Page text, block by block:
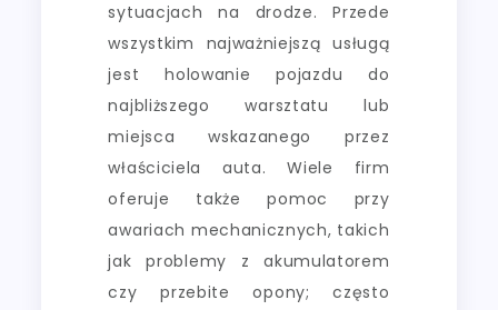
sytuacjach na drodze. Przede
wszystkim najważniejszą usługą
jest holowanie pojazdu do
najbliższego warsztatu lub
miejsca wskazanego przez
właściciela auta. Wiele firm
oferuje także pomoc przy
awariach mechanicznych, takich
jak problemy z akumulatorem
czy przebite opony; często